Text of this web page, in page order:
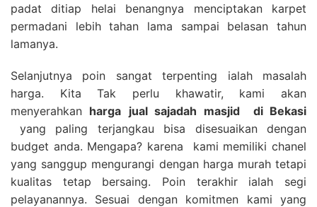
padat ditiap helai benangnya menciptakan karpet
permadani lebih tahan lama sampai belasan tahun
lamanya.
Selanjutnya poin sangat terpenting ialah masalah
harga. Kita Tak perlu khawatir, kami akan
menyerahkan harga jual sajadah masjid
di Bekasi
yang paling terjangkau bisa disesuaikan dengan
budget anda. Mengapa? karena kami memiliki chanel
yang sanggup mengurangi dengan harga murah tetapi
kualitas tetap bersaing. Poin terakhir ialah segi
pelayanannya. Sesuai dengan komitmen kami yang